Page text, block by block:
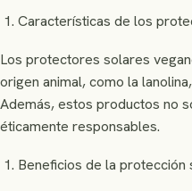
Características de los
Los protectores solares
origen animal, como la
Además, estos productos no
éticamente responsables.
Beneficios de la protección